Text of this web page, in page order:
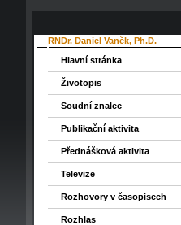
RNDr. Daniel Vaněk, Ph.D.
Hlavní stránka
Životopis
Soudní znalec
Publikační aktivita
Přednášková aktivita
Televize
Rozhovory v časopisech
Rozhlas